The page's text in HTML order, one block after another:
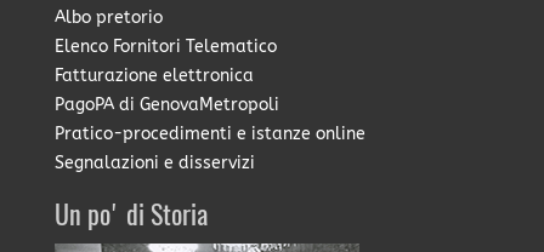
Albo pretorio
Elenco Fornitori Telematico
Fatturazione elettronica
PagoPA di GenovaMetropoli
Pratico-procedimenti e istanze online
Segnalazioni e disservizi
Un po' di Storia